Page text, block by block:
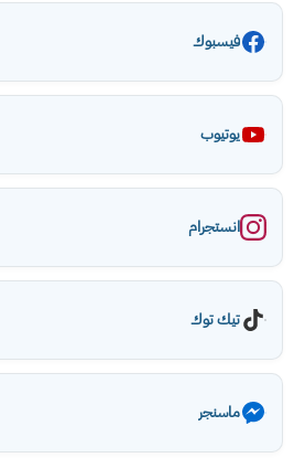
فيسبوك
يوتيوب
انستجرام
تيك توك
ماسنجر